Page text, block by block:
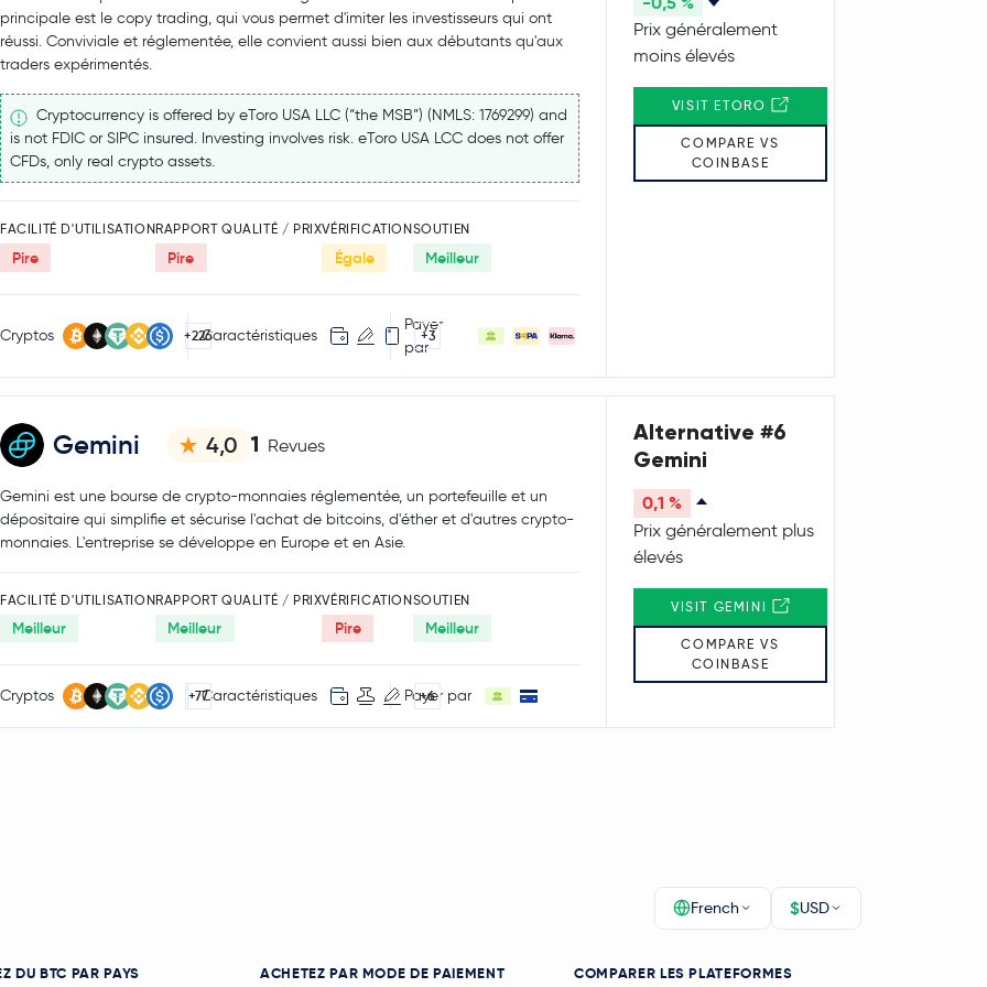
principale est le copy trading, qui vous permet d'imiter les investisseurs qui ont
réussi. Conviviale et réglementée, elle convient aussi bien aux débutants qu'aux
traders expérimentés.
Cryptocurrency is offered by eToro USA LLC (“the MSB”) (NMLS: 1769299) and
is not FDIC or SIPC insured. Investing involves risk. eToro USA LCC does not offer
CFDs, only real crypto assets.
FACILITÉ D'UTILISATION
Pire
RAPPORT QUALITÉ / PRIX
Pire
VÉRIFICATION
Égale
SOUTIEN
Meilleur
Cryptos +226Caractéristiques +3
Payer
par
Prix généralement
moins élevés
VISIT ETORO
COMPARE VS
COINBASE
Gemini 4,0 1 Revues
Gemini est une bourse de crypto-monnaies réglementée, un portefeuille et un
dépositaire qui simplifie et sécurise l'achat de bitcoins, d'éther et d'autres crypto-
monnaies. L'entreprise se développe en Europe et en Asie.
FACILITÉ D'UTILISATION
Meilleur
RAPPORT QUALITÉ / PRIX
Meilleur
VÉRIFICATION
Pire
SOUTIEN
Meilleur
Cryptos +77Caractéristiques +6
Payer par
Alternative #6
Gemini
0,1 %
Prix généralement plus
élevés
VISIT GEMINI
COMPARE VS
COINBASE
French $USD
DU BTC PAR PAYS ACHETEZ PAR MODE DE PAIEMENT COMPARER LES PLATEFORMES